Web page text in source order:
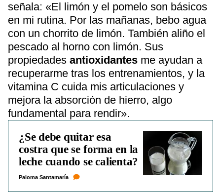
señala: «El limón y el pomelo son básicos
en mi rutina. Por las mañanas, bebo agua
con un chorrito de limón. También aliño el
pescado al horno con limón. Sus
propiedades antioxidantes me ayudan a
recuperarme tras los entrenamientos, y la
vitamina C cuida mis articulaciones y
mejora la absorción de hierro, algo
fundamental para rendir».
¿Se debe quitar esa
costra que se forma en la
leche cuando se calienta?
Paloma Santamaría